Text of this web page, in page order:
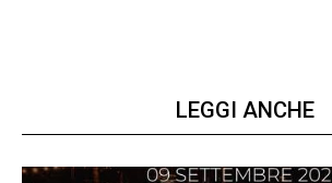
LEGGI ANCHE